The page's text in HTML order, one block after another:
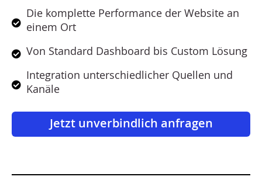
Die komplette Performance der Website an
einem Ort
Von Standard Dashboard bis Custom Lösung
Integration unterschiedlicher Quellen und
Kanäle
Jetzt unverbindlich anfragen